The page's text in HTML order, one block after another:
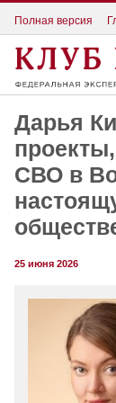
Полная версия
Дарья
СВО в
25 июня 2026